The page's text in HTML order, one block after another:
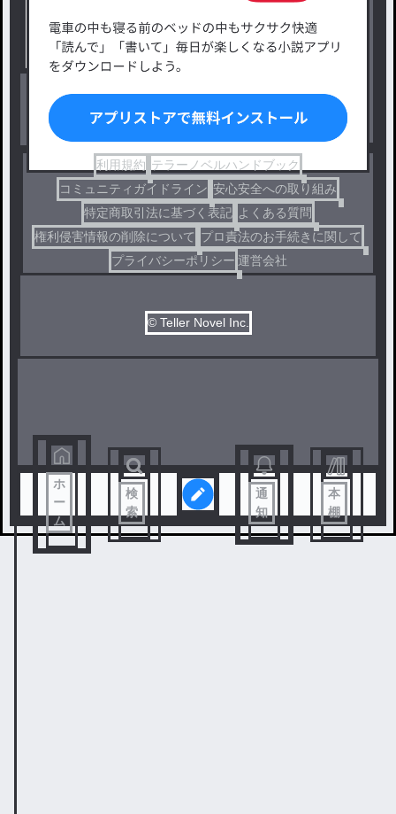
小説コンテスト応募・公募
出版・メディアミックス作品
ファンタジー・異世界・SF
ホラー・ミステリー
コメディ
利用規約 テラーノベルハンドブック
コミュニティガイドライン 安心安全への取り組み
特定商取引法に基づく表記 よくある質問
権利侵害情報の削除について プロ責法のお手続きに関して
プライバシーポリシー 運営会社
© Teller Novel Inc.
ホ
ー
ム
検
索
通
知
本
棚